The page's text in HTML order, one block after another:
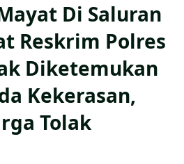
Di Saluran
Reskrim Polres
Diketemukan
Kekerasan,
Tolak